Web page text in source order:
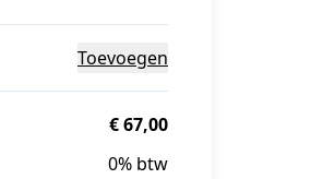
Toevoegen
€ 67,00
0% btw